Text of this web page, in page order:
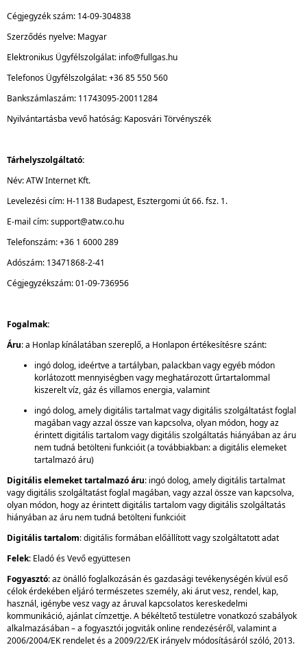
Cégjegyzék szám: 14-09-304838
Szerződés nyelve: Magyar
Elektronikus Ügyfélszolgálat: info@fullgas.hu
Telefonos Ügyfélszolgálat: +36 85 550 560
Bankszámlaszám: 11743095-20011284
Nyilvántartásba vevő hatóság: Kaposvári Törvényszék
Tárhelyszolgáltató:
Név: ATW Internet Kft.
Levelezési cím: H-1138 Budapest, Esztergomi út 66. fsz. 1.
E-mail cím: support@atw.co.hu
Telefonszám: +36 1 6000 289
Adószám: 13471868-2-41
Cégjegyzékszám: 01-09-736956
Fogalmak:
Áru: a Honlap kínálatában szereplő, a Honlapon értékesítésre szánt:
ingó dolog, ideértve a tartályban, palackban vagy egyéb módon
korlátozott mennyiségben vagy meghatározott űrtartalommal
kiszerelt víz, gáz és villamos energia, valamint
ingó dolog, amely digitális tartalmat vagy digitális szolgáltatást foglal
magában vagy azzal össze van kapcsolva, olyan módon, hogy az
érintett digitális tartalom vagy digitális szolgáltatás hiányában az áru
nem tudná betölteni funkcióit (a továbbiakban: a digitális elemeket
tartalmazó áru)
Digitális elemeket tartalmazó áru: ingó dolog, amely digitális tartalmat
vagy digitális szolgáltatást foglal magában, vagy azzal össze van kapcsolva,
olyan módon, hogy az érintett digitális tartalom vagy digitális szolgáltatás
hiányában az áru nem tudná betölteni funkcióit
Digitális tartalom: digitális formában előállított vagy szolgáltatott adat
Felek: Eladó és Vevő együttesen
Fogyasztó: az önálló foglalkozásán és gazdasági tevékenységén kívül eső
célok érdekében eljáró természetes személy, aki árut vesz, rendel, kap,
használ, igénybe vesz vagy az áruval kapcsolatos kereskedelmi
kommunikáció, ajánlat címzettje. A békéltető testületre vonatkozó szabályok
alkalmazásában – a fogyasztói jogviták online rendezéséről, valamint a
2006/2004/EK rendelet és a 2009/22/EK irányelv módosításáról szóló, 2013.